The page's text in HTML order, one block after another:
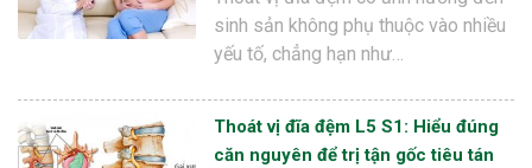
sinh sản không phụ thuộc vào nhiều
yếu tố, chẳng hạn như…
Thoát vị đĩa đệm L5 S1: Hiểu đúng
căn nguyên để trị tận gốc tiêu tán